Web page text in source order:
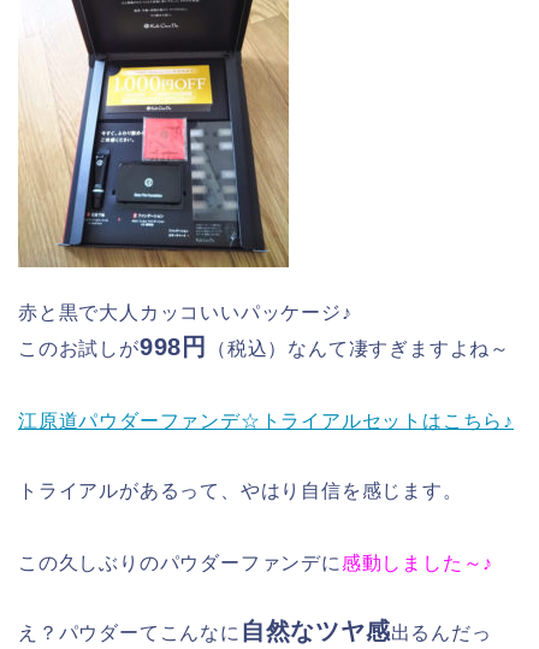
赤と黒で大人カッコいいパッケージ♪
このお試しが998円 （税込）なんて凄すぎますよね～
江原道パウダーファンデ☆トライアルセットはこちら♪
トライアルがあるって、やはり自信を感じます。
この久しぶりのパウダーファンデに感動しました～♪
え？パウダーてこんなに 自然なツヤ感出るんだっ